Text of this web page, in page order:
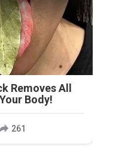
Removes All
Body!
261